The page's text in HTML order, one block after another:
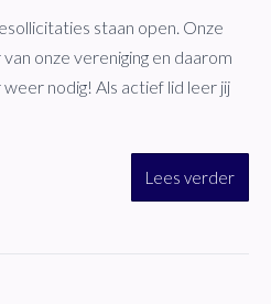
staan open. Onze
onze vereniging en daarom
nodig! Als actief lid leer jij
Lees verder